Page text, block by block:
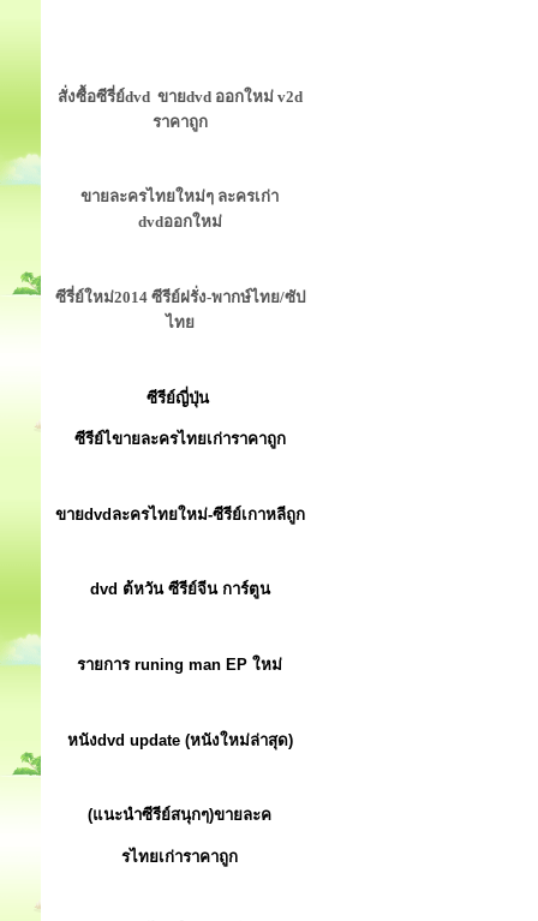
สั่งซื้อซีรี่ย์dvd ขายdvd ออกใหม่ v2d
ราคาถูก
ขายละครไทยใหม่ๆ ละครเก่า
dvdออกใหม่
ซีรี่ย์ใหม่2014 ซีรีย์ฝรั่ง-พากษ์ไทย/ซัป
ไทย
ซีรีย์ญี่ปุ่น
ซีรีย์ไขายละครไทยเก่าราคาถูก
ขายdvdละครไทยใหม่-ซีรีย์เกาหลีถูก
dvd ต้หวัน ซีรีย์จีน การ์ตูน
รายการ runing man EP ใหม่
หนังdvd update (หนังใหม่ล่าสุด)
(แนะนำซีรีย์สนุกๆ)ขายละค
รไทยเก่าราคาถูก